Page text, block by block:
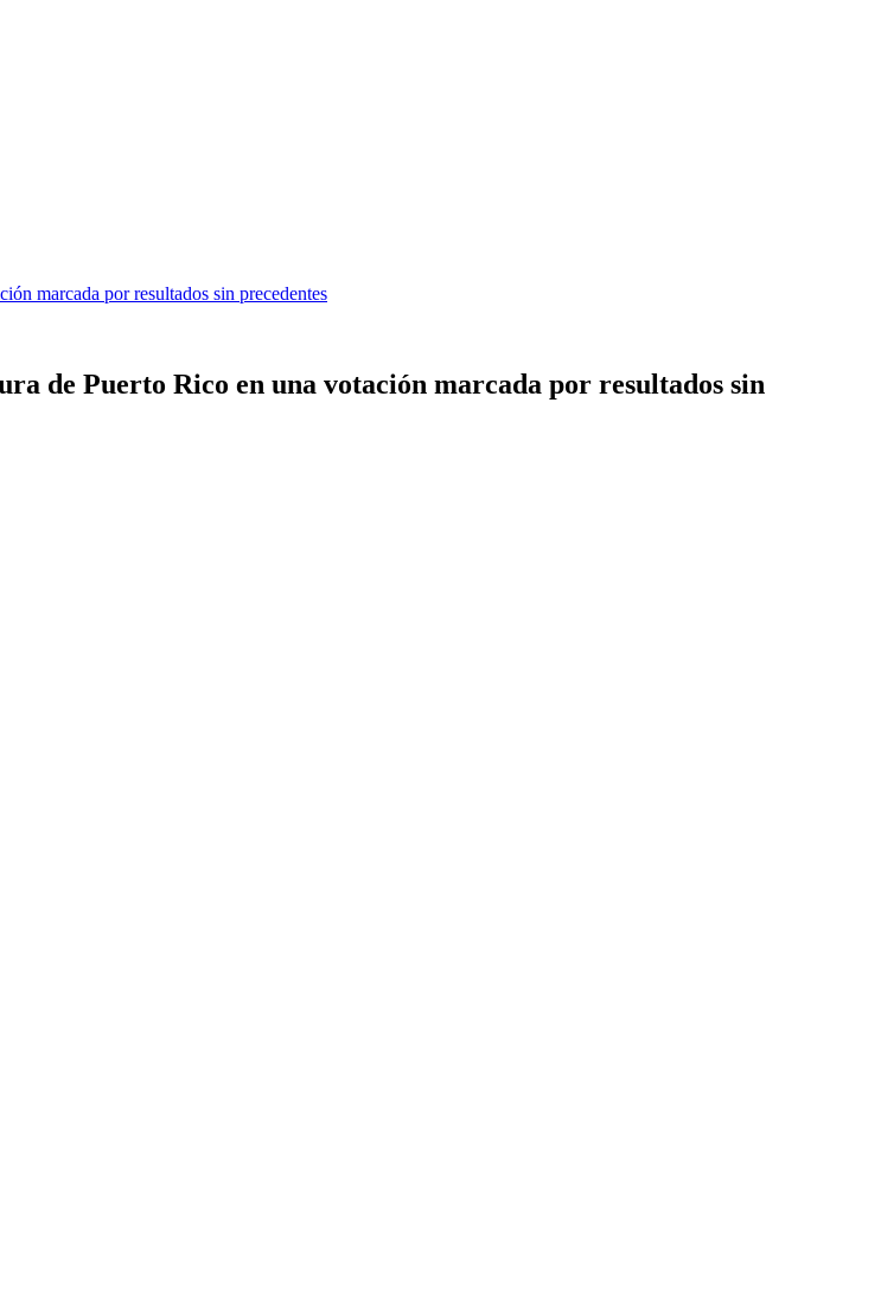
marcada por resultados sin precedentes
de Puerto Rico en una votación marcada por resultados sin